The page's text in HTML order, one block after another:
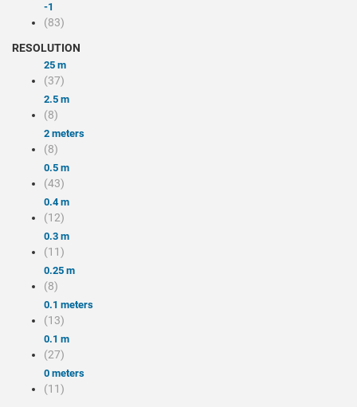
-1
(83)
RESOLUTION
25 m
(37)
2.5 m
(8)
2 meters
(8)
0.5 m
(43)
0.4 m
(12)
0.3 m
(11)
0.25 m
(8)
0.1 meters
(13)
0.1 m
(27)
0 meters
(11)